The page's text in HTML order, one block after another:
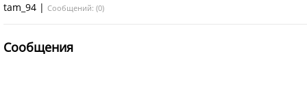
tam_94 | Сообщений: (0)
Сообщения